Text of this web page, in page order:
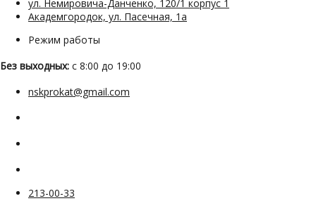
ул. Немировича-Данченко, 120/1 корпус 1
Академгородок, ул. Пасечная, 1а
Режим работы
Без выходных: с 8:00 до 19:00
nskprokat@gmail.com
213-00-33